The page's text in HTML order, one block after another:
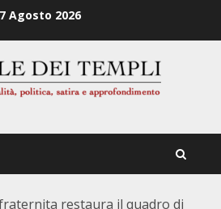
7 Agosto 2026
restaura il quadro di